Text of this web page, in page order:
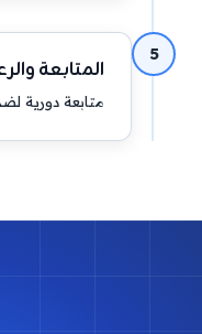
5
المتابعة
متابعة دورية